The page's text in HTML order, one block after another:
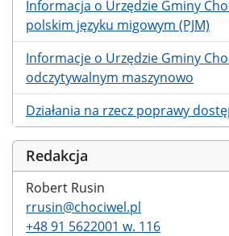
Informacja o Urzędzie Gminy
polskim języku migowym (PJM)
Informacje o Urzędzie Gminy
odczytywalnym maszynowo
Działania na rzecz poprawy
Redakcja
Robert Rusin
rrusin@chociwel.pl
+48 91 5622001 w. 116